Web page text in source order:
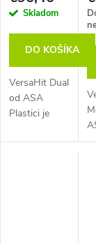
o
d
u
kábel 2 m,
samostatne,
cínovo šedá
Skladom
DO KOŠÍKA
VersaHit Dual
od ASA
Plastici je
vstavaná